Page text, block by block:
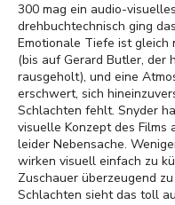
300 mag ein audio-
drehbuchtechnisch ging
Emotionale Tiefe ist
(bis auf Gerard Butler, der
rausgeholt), und eine
erschwert, sich
Schlachten fehlt. Snyder
visuelle Konzept des
leider Nebensache.
wirken visuell einfach zu
Zuschauer überzeugend
Schlachten sieht das toll